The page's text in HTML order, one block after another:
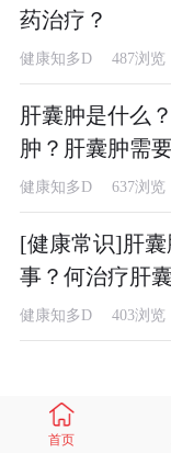
药治疗？
健康知多D 487浏览
肝囊肿是什么
肿？肝囊肿需
健康知多D 637浏览
[健康常识]肝囊
事？何治疗肝
健康知多D 403浏览
首页